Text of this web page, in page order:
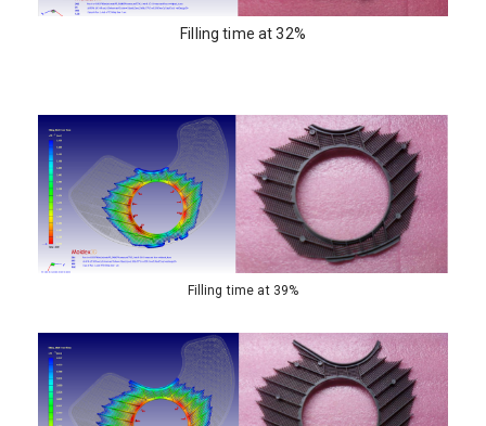
Filling time at 32%
Filling time at 39%